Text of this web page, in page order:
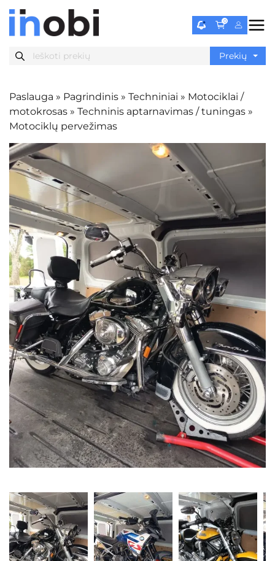
0
Paslauga » Pagrindinis » Techniniai » Motociklai /
motokrosas » Techninis aptarnavimas / tuningas »
Motociklų pervežimas